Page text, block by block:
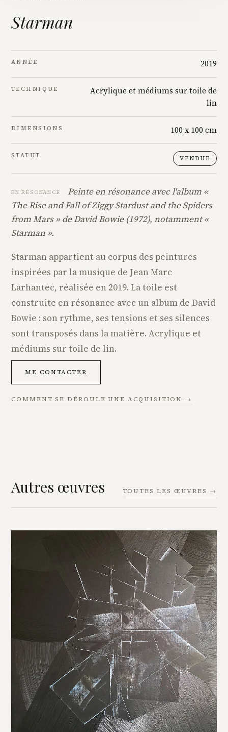
Starman
ANNÉE 2019
TECHNIQUE
Acrylique et médiums sur toile de
lin
DIMENSIONS 100 x 100 cm
STATUT VENDUE
EN RÉSONANCE
Peinte en résonance avec l'album «
The Rise and Fall of Ziggy Stardust and the Spiders
from Mars » de David Bowie (1972), notamment «
Starman ».
Starman appartient au corpus des peintures
inspirées par la musique de Jean Marc
Larhantec, réalisée en 2019. La toile est
construite en résonance avec un album de David
Bowie : son rythme, ses tensions et ses silences
sont transposés dans la matière. Acrylique et
médiums sur toile de lin.
ME CONTACTER
COMMENT SE DÉROULE UNE ACQUISITION →
Autres œuvres TOUTES LES ŒUVRES →